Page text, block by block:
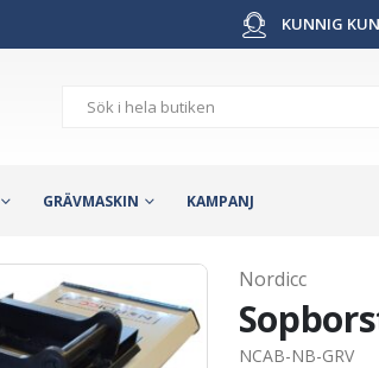
KUNNIG
GRÄVMASKIN KAMPANJ
Nordicc
NCAB-NB-GRV